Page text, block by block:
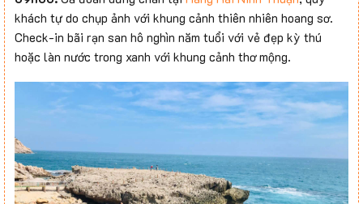
khách tự do chụp ảnh với khung cảnh thiên nhiên hoang sơ.
Check-in bãi rạn san hô nghìn năm tuổi với vẻ đẹp kỳ thú
hoặc làn nước trong xanh với khung cảnh thơ mộng.